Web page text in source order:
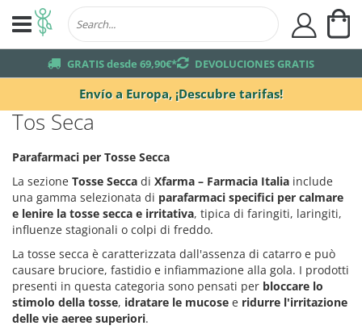
Envío a Europa, ¡Descubre tarifas!
truck GRATIS desde 69,90€*returns DEVOLUCIONES GRATIS
user
Tos Seca
Parafarmaci per Tosse Secca
La sezione Tosse Secca di Xfarma – Farmacia Italia include
una gamma selezionata di parafarmaci specifici per calmare
e lenire la tosse secca e irritativa, tipica di faringiti, laringiti,
influenze stagionali o colpi di freddo.
La tosse secca è caratterizzata dall'assenza di catarro e può
causare bruciore, fastidio e infiammazione alla gola. I prodotti
presenti in questa categoria sono pensati per bloccare lo
stimolo della tosse, idratare le mucose e ridurre l'irritazione
delle vie aeree superiori.